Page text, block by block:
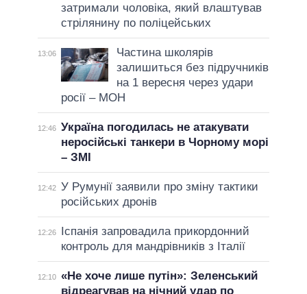
затримали чоловіка, який влаштував
стрілянину по поліцейських
13:06
Частина школярів
залишиться без підручників
на 1 вересня через удари
росії – МОН
12:46 Україна погодилась не атакувати
неросійські танкери в Чорному морі
– ЗМІ
12:42 У Румунії заявили про зміну тактики
російських дронів
12:26
Іспанія запровадила прикордонний
контроль для мандрівників з Італії
12:10 «Не хоче лише путін»: Зеленський
відреагував на нічний удар по